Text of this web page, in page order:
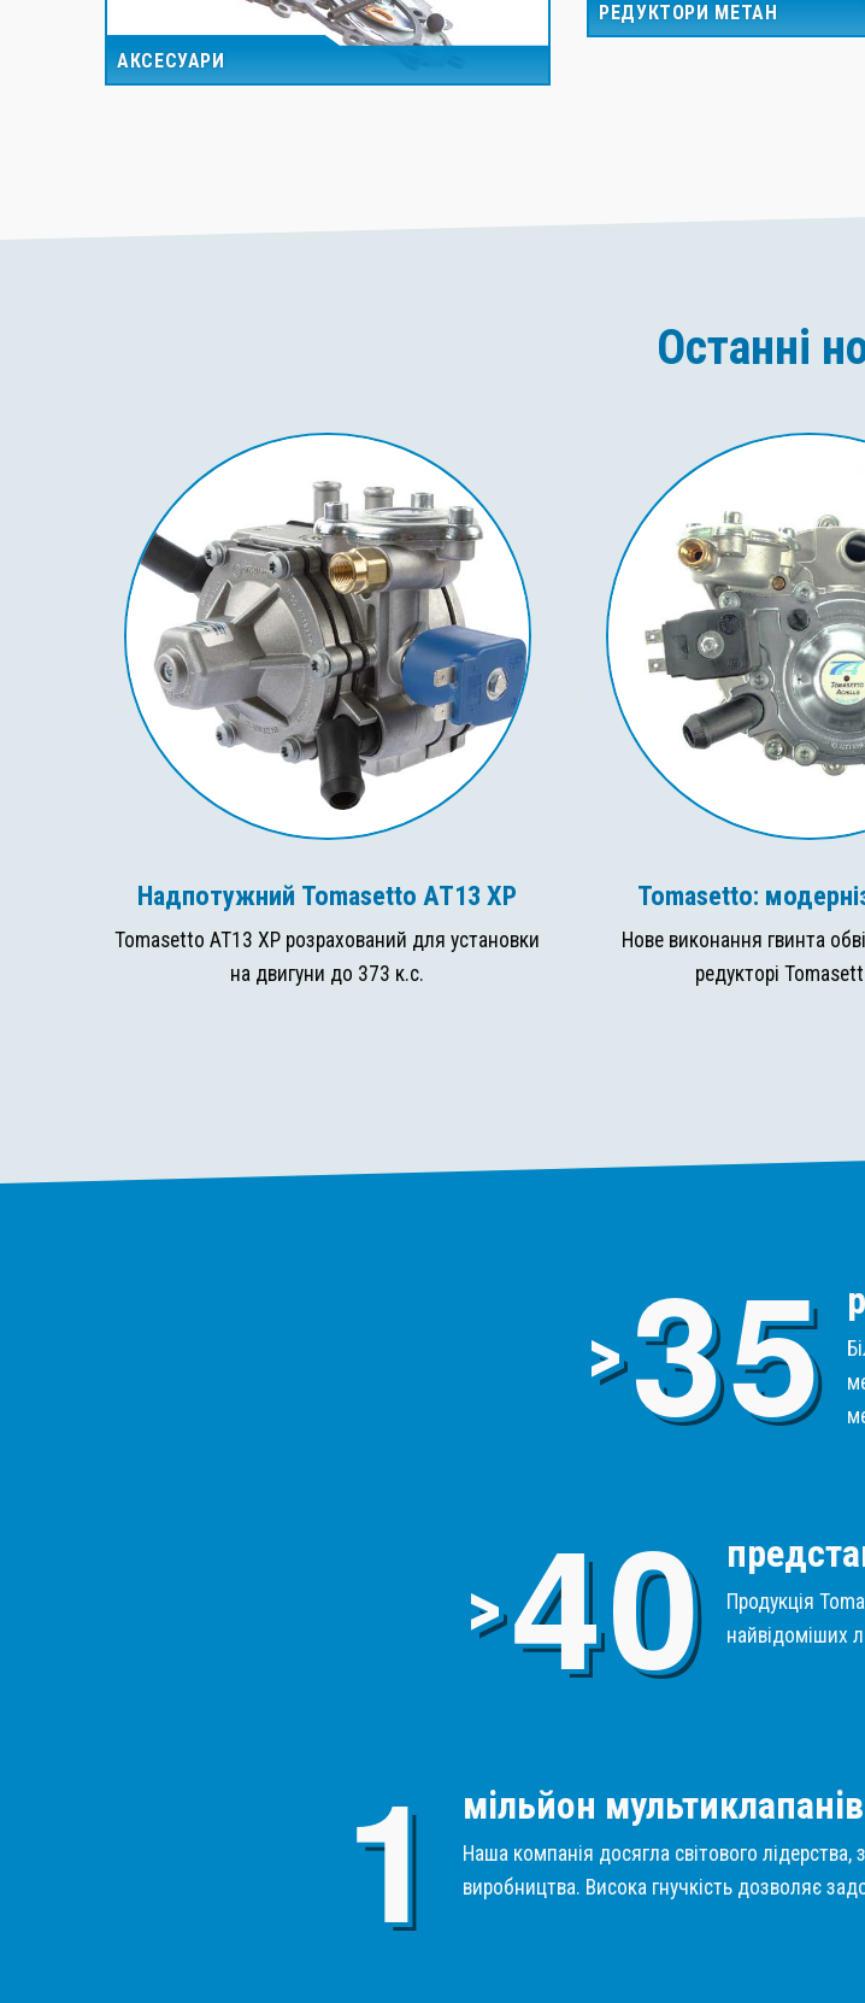
АКСЕСУАРИ
РЕДУКТОРИ МЕТАН
Останні
Надпотужний Tomasetto AT13 XP
Tomasetto AT13 XP розрахований для установки
на двигуни до 373 к.с.
Tomasetto:
Нове виконання гвинта
редукторі
>
>4
Продукція
найвідоміших
1
мільйон
Наша компанія досягла світового лідерства,
виробництва. Висока гнучкість дозволяє